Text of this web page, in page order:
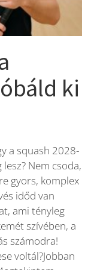
ki
a squash 2028-
Nem csoda,
gyors, komplex
időd van
ami tényleg
szívében, a
számodra!
voltál?Jobban